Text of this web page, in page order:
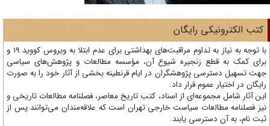
الکترونیکی رایگان
با توجه به نیاز به تداوم مراقبت‌های بهداشتی برای عدم ابتلا به ویروس کووید 19 و
کمک به قطع زنجیره شیوع آن، مؤسسه مطالعات و پژوهش‌های سیاسی
تسهیل دسترسی پژوهشگران در ایام قرنطینه بخشی از آثار خود را به صورت
در اختیار عموم قرار داد.
آثار شامل مجموعه‌ای از اسناد، کتب تاریخ معاصر، فصلنامه‌ مطالعات تاریخی و
فصلنامه مطالعات سیاست خارجی تهران است که علاقه‌مندان می‌توانند پس از
نام، به آن دسترسی یابند.